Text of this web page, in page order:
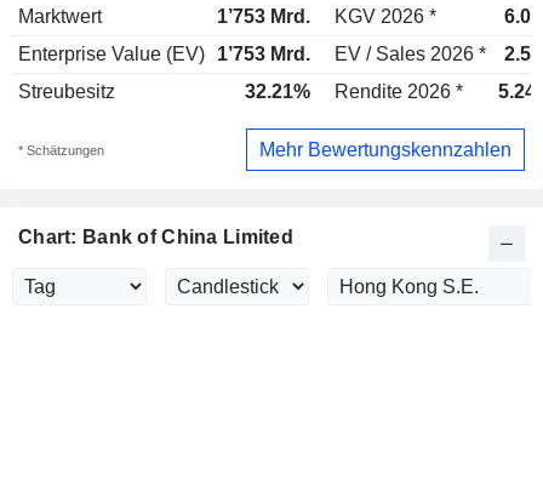
Marktwert 1’753 Mrd. KGV 2026 *
Enterprise Value (EV)
1’753 Mrd. EV / Sales 2026 *
Streubesitz
32.21% Rendite 2026 *
* Schätzungen Mehr Bewertungskennzahlen
Chart: Bank of China Limited